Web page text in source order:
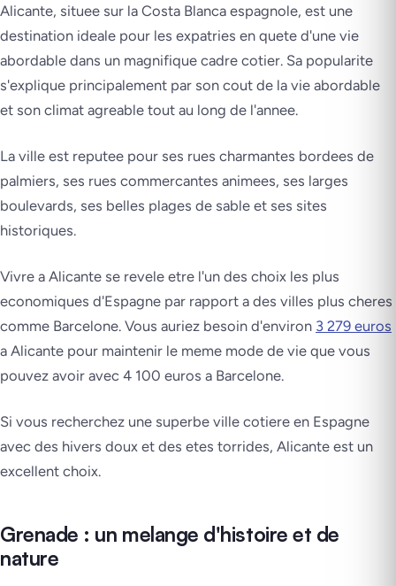
Alicante, situee sur la Costa Blanca espagnole, est une
destination ideale pour les expatries en quete d'une vie
abordable dans un magnifique cadre cotier. Sa popularite
s'explique principalement par son cout de la vie abordable
et son climat agreable tout au long de l'annee.
La ville est reputee pour ses rues charmantes bordees de
palmiers, ses rues commercantes animees, ses larges
boulevards, ses belles plages de sable et ses sites
historiques.
Vivre a Alicante se revele etre l'un des choix les plus
economiques d'Espagne par rapport a des villes plus cheres
comme Barcelone. Vous auriez besoin d'environ 3 279 euros
a Alicante pour maintenir le meme mode de vie que vous
pouvez avoir avec 4 100 euros a Barcelone.
Si vous recherchez une superbe ville cotiere en Espagne
avec des hivers doux et des etes torrides, Alicante est un
excellent choix.
Grenade : un melange d'histoire et de
nature